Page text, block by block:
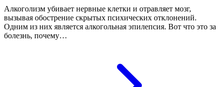
Алкоголизм убивает нервные клетки и отравляет мозг,
вызывая обострение скрытых психических отклонений.
Одним из них является алкогольная эпилепсия. Вот что это за
болезнь, почему…